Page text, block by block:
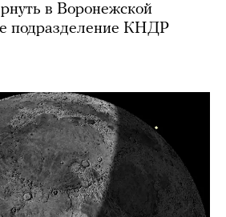
в Воронежской
подразделение КНДР